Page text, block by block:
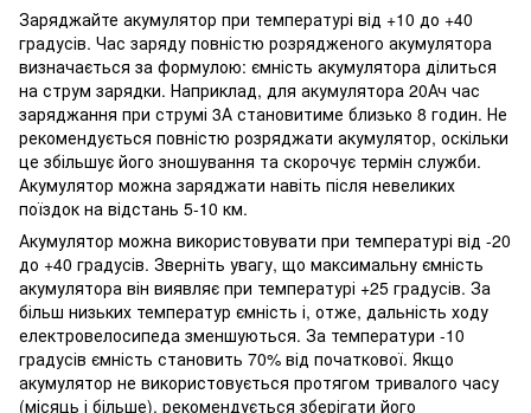
Заряджайте акумулятор при температурі від +10 до +40
градусів. Час заряду повністю розрядженого акумулятора
визначається за формулою: ємність акумулятора ділиться
на струм зарядки. Наприклад, для акумулятора 20Ач час
заряджання при струмі 3А становитиме близько 8 годин. Не
рекомендується повністю розряджати акумулятор, оскільки
це збільшує його зношування та скорочує термін служби.
Акумулятор можна заряджати навіть після невеликих
поїздок на відстань 5-10 км.
Акумулятор можна використовувати при температурі від -20
до +40 градусів. Зверніть увагу, що максимальну ємність
акумулятора він виявляє при температурі +25 градусів. За
більш низьких температур ємність і, отже, дальність ходу
електровелосипеда зменшуються. За температури -10
градусів ємність становить 70% від початкової. Якщо
акумулятор не використовується протягом тривалого часу
(місяць і більше), рекомендується зберігати його